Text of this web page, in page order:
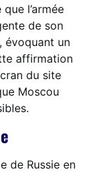
l’armée
de son
évoquant un
affirmation
du site
Moscou
de Russie en